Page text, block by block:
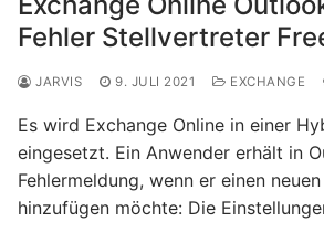
Fehler Stellvertreter
JARVIS 9. JULI 2021 EXCHANGE
Es wird Exchange Online in einer
eingesetzt. Ein Anwender erhält in
Fehlermeldung, wenn er einen
hinzufügen möchte: Die